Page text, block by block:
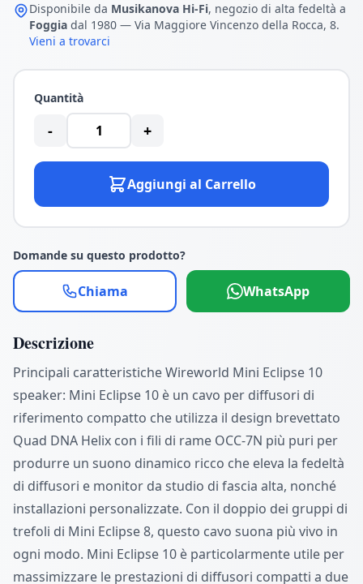
Disponibile da Musikanova Hi-Fi, negozio di alta fedeltà a
Foggia dal 1980 — Via Maggiore Vincenzo della Rocca, 8.
Vieni a trovarci
Quantità
- +
Aggiungi al Carrello
Domande su questo prodotto?
Chiama WhatsApp
Descrizione
Principali caratteristiche Wireworld Mini Eclipse 10
speaker: Mini Eclipse 10 è un cavo per diffusori di
riferimento compatto che utilizza il design brevettato
Quad DNA Helix con i fili di rame OCC-7N più puri per
produrre un suono dinamico ricco che eleva la fedeltà
di diffusori e monitor da studio di fascia alta, nonché
installazioni personalizzate. Con il doppio dei gruppi di
trefoli di Mini Eclipse 8, questo cavo suona più vivo in
ogni modo. Mini Eclipse 10 è particolarmente utile per
massimizzare le prestazioni di diffusori compatti a due